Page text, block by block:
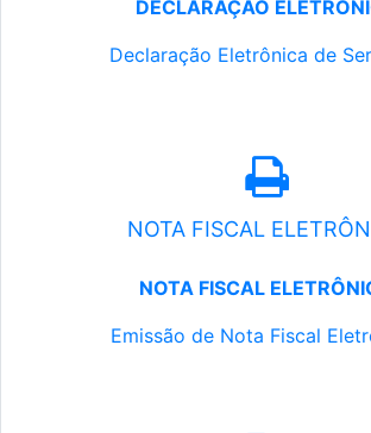
DECLARAÇÃO
Declaração Eletrônica de
NOTA FISCAL
NOTA FISCAL
Emissão de Nota Fiscal